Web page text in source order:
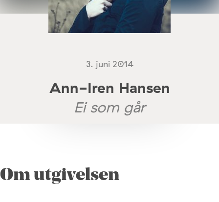
3. juni 2014
Ann-Iren Hansen
Ei som går
Om utgivelsen